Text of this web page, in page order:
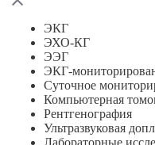
ЭКГ
ЭХО-КГ
ЭЭГ
ЭКГ-
Суточное
Компьютерная
Рентгенография
Ультразвуковая